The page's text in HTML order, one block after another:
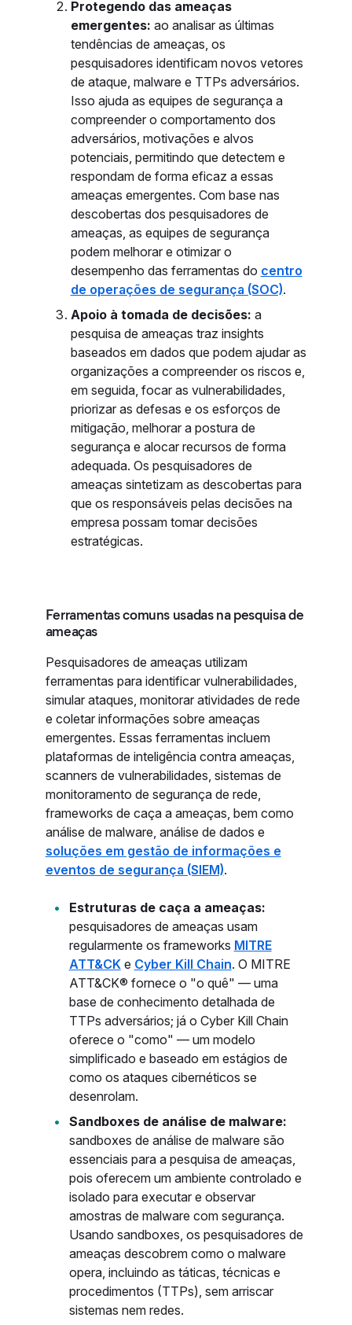
Protegendo das ameaças
emergentes: ao analisar as últimas
tendências de ameaças, os
pesquisadores identificam novos vetores
de ataque, malware e TTPs adversários.
Isso ajuda as equipes de segurança a
compreender o comportamento dos
adversários, motivações e alvos
potenciais, permitindo que detectem e
respondam de forma eficaz a essas
ameaças emergentes. Com base nas
descobertas dos pesquisadores de
ameaças, as equipes de segurança
podem melhorar e otimizar o
desempenho das ferramentas do centro
de operações de segurança (SOC).
Apoio à tomada de decisões: a
pesquisa de ameaças traz insights
baseados em dados que podem ajudar as
organizações a compreender os riscos e,
em seguida, focar as vulnerabilidades,
priorizar as defesas e os esforços de
mitigação, melhorar a postura de
segurança e alocar recursos de forma
adequada. Os pesquisadores de
ameaças sintetizam as descobertas para
que os responsáveis pelas decisões na
empresa possam tomar decisões
estratégicas.
Ferramentas comuns usadas na pesquisa de
ameaças
Pesquisadores de ameaças utilizam
ferramentas para identificar vulnerabilidades,
simular ataques, monitorar atividades de rede
e coletar informações sobre ameaças
emergentes. Essas ferramentas incluem
plataformas de inteligência contra ameaças,
scanners de vulnerabilidades, sistemas de
monitoramento de segurança de rede,
frameworks de caça a ameaças, bem como
análise de malware, análise de dados e
soluções em gestão de informações e
eventos de segurança (SIEM).
Estruturas de caça a ameaças:
pesquisadores de ameaças usam
regularmente os frameworks MITRE
ATT&CKe Cyber Kill Chain. O MITRE
ATT&CK® fornece o "o quê" — uma
base de conhecimento detalhada de
TTPs adversários; já o Cyber Kill Chain
oferece o "como" — um modelo
simplificado e baseado em estágios de
como os ataques cibernéticos se
desenrolam.
Sandboxes de análise de malware:
sandboxes de análise de malware são
essenciais para a pesquisa de ameaças,
pois oferecem um ambiente controlado e
isolado para executar e observar
amostras de malware com segurança.
Usando sandboxes, os pesquisadores de
ameaças descobrem como o malware
opera, incluindo as táticas, técnicas e
procedimentos (TTPs), sem arriscar
sistemas nem redes.